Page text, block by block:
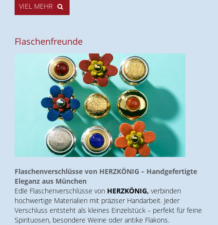
VIEL MEHR
Flaschenfreunde
Flaschenverschlüsse von HERZKÖNIG – Handgefertigte
Eleganz aus München
Edle Flaschenverschlüsse von HERZKÖNIG, verbinden
hochwertige Materialien mit präziser Handarbeit. Jeder
Verschluss entsteht als kleines Einzelstück – perfekt für feine
Spirituosen, besondere Weine oder antike Flakons.